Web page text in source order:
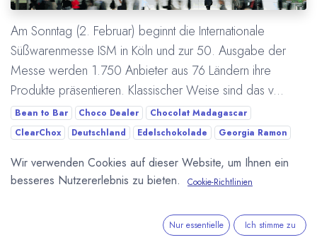
Am Sonntag (2. Februar) beginnt die Internationale
Süßwarenmesse ISM in Köln und zur 50. Ausgabe der
Messe werden 1.750 Anbieter aus 76 Ländern ihre
Produkte präsentieren. Klassischer Weise sind das v...
Bean to Bar Choco Dealer
Chocolat Madagascar
ClearChox
Deutschland Edelschokolade
Georgia Ramon
Manufaktura Czekolady
Messe
Wir verwenden Cookies auf dieser Website, um Ihnen ein
besseres Nutzererlebnis zu bieten.
Cookie-Richtlinien
Nur essentielle Ich stimme zu